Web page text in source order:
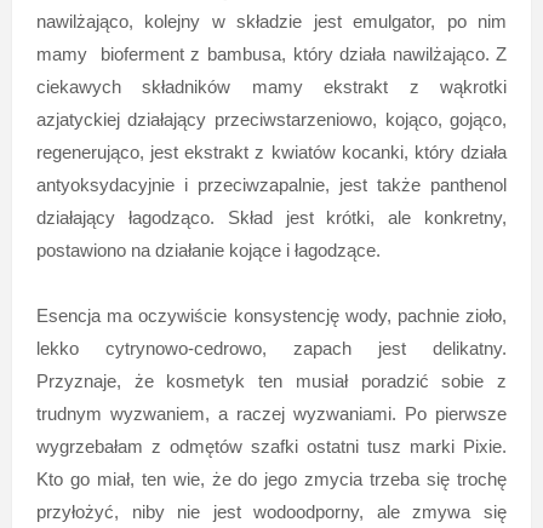
nawilżająco, kolejny w składzie jest emulgator, po nim
mamy bioferment z bambusa, który działa nawilżająco. Z
ciekawych składników mamy ekstrakt z wąkrotki
azjatyckiej działający przeciwstarzeniowo, kojąco, gojąco,
regenerująco, jest ekstrakt z kwiatów kocanki, który działa
antyoksydacyjnie i przeciwzapalnie, jest także panthenol
działający łagodząco. Skład jest krótki, ale konkretny,
postawiono na działanie kojące i łagodzące.
Esencja ma oczywiście konsystencję wody, pachnie zioło,
lekko cytrynowo-cedrowo, zapach jest delikatny.
Przyznaje, że kosmetyk ten musiał poradzić sobie z
trudnym wyzwaniem, a raczej wyzwaniami. Po pierwsze
wygrzebałam z odmętów szafki ostatni tusz marki Pixie.
Kto go miał, ten wie, że do jego zmycia trzeba się trochę
przyłożyć, niby nie jest wodoodporny, ale zmywa się